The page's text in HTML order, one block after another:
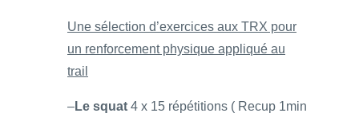
Une sélection d’exercices aux TRX pour
un renforcement physique appliqué au
trail
–Le squat 4 x 15 répétitions ( Recup 1min